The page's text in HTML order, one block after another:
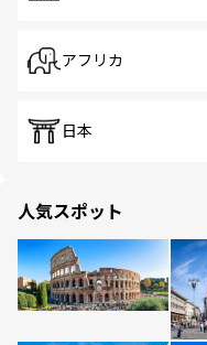
アフリカ
日本
人気スポット